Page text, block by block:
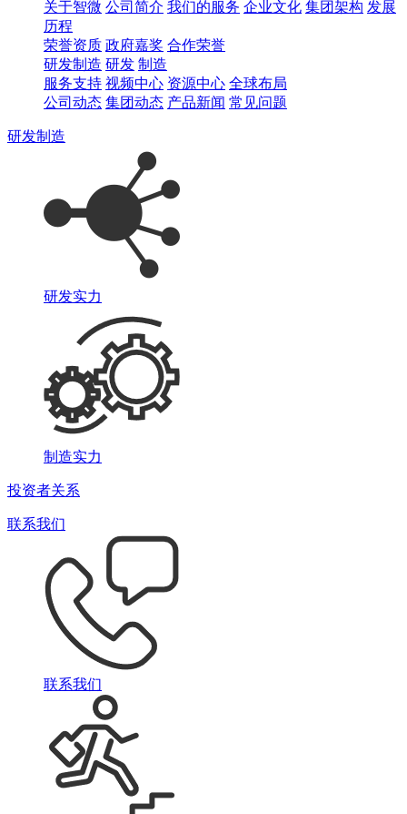
关于智微 公司简介 我们的服务 企业文化 集团架构 发展
历程
荣誉资质 政府嘉奖 合作荣誉
研发制造 研发 制造
服务支持 视频中心 资源中心 全球布局
公司动态 集团动态 产品新闻 常见问题
研发制造
研发实力
制造实力
投资者关系
联系我们
联系我们